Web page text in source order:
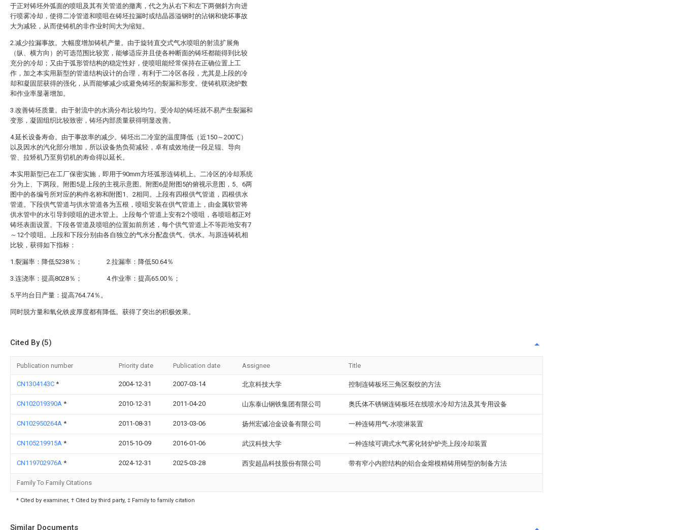
于正对铸坯外弧面的喷咀及其有关管道的撤离，代之为从右下和左下两侧斜方向进
行喷雾冷却，使得二冷管道和喷咀在铸坯拉漏时或结晶器溢钢时的沾钢和烧坏事故
大为减轻，从而使铸机的非作业时间大为缩短。
2.减少拉漏事故。大幅度增加铸机产量。由于旋转直交式气水喷咀的射流扩展角
（纵、横方向）的可选范围比较宽，能够适应并且使各种断面的铸坯都能得到比较
充分的冷却；又由于弧形管结构的稳定性好，使喷咀能经常保持在正确位置上工
作，加之本实用新型的管道结构设计的合理，有利于二冷区各段，尤其是上段的冷
却和凝固层获得的强化，从而能够减少或避免铸坯的裂漏和形变。使铸机联浇炉数
和作业率显著增加。
3.改善铸坯质量。由于射流中的水滴分布比较均匀。受冷却的铸坯就不易产生裂漏和
变形，凝固组织比较致密，铸坯内部质量获得明显改善。
4.延长设备寿命。由于事故率的减少。铸坯出二冷室的温度降低（近150～200℃）
以及因水的汽化部分增加，所以设备热负荷减轻，卓有成效地使一段足辊、导向
管、拉矫机乃至剪切机的寿命得以延长。
本实用新型已在工厂保密实施，即用于90mm方坯弧形连铸机上。二冷区的冷却系统
分为上、下两段。附图5是上段的主视示意图。附图6是附图5的俯视示意图，5、6两
图中的各编号所对应的构件名称和附图1、2相同。上段有四根供气管道，四根供水
管道。下段供气管道与供水管道各为五根，喷咀安装在供气管道上，由金属软管将
供水管中的水引导到喷咀的进水管上。上段每个管道上安有2个喷咀，各喷咀都正对
铸坯表面设置。下段各管道及喷咀的位置如前所述，每个供气管道上不等距地安有7
～12个喷咀。上段和下段分别由各自独立的气水分配盘供气、供水。与原连铸机相
比较，获得如下指标：
1.裂漏率：降低5238％； 2.拉漏率：降低50.64％
3.连浇率：提高8028％； 4.作业率：提高65.00％；
5.平均台日产量：提高764.74％。
同时脱方量和氧化铁皮厚度都有降低。获得了突出的积极效果。
Cited By (5)
Publication number Priority date Publication date Assignee Title
CN1304143C * 2004-12-31 2007-03-14 北京科技大学 控制连铸板坯三角区裂纹的方法
CN102019390A * 2010-12-31 2011-04-20 山东泰山钢铁集团有限公司 奥氏体不锈钢连铸板坯在线喷水冷却方法及其专用设备
CN102950264A * 2011-08-31 2013-03-06 扬州宏诚冶金设备有限公司 一种连铸用气-水喷淋装置
CN105219915A * 2015-10-09 2016-01-06 武汉科技大学 一种连续可调式水气雾化转炉炉壳上段冷却装置
CN119702976A * 2024-12-31 2025-03-28 西安超晶科技股份有限公司 带有窄小内腔结构的铝合金熔模精铸用铸型的制备方法
Family To Family Citations
* Cited by examiner, † Cited by third party, ‡ Family to family citation
Similar Documents